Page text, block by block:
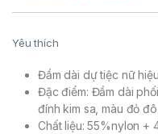
Yêu thích
Đầm dài dự tiệc nữ
Đặc điểm: Đầm dài
đính kim sa, màu đỏ
Chất liệu: 55%nylon